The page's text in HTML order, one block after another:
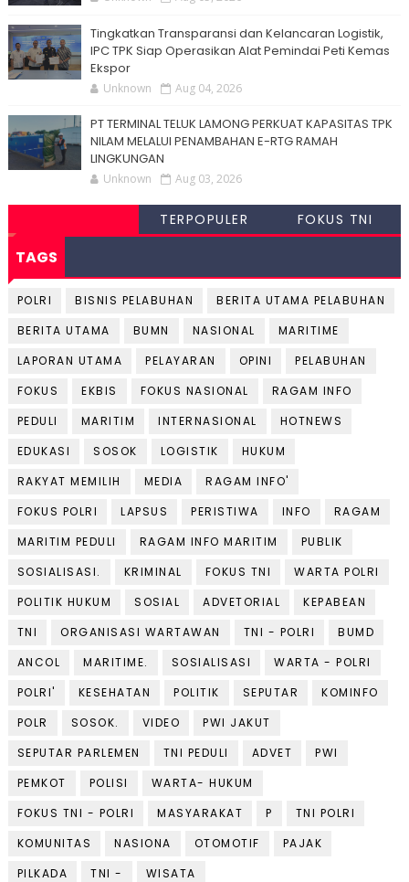
Tingkatkan Transparansi dan Kelancaran Logistik,
IPC TPK Siap Operasikan Alat Pemindai Peti Kemas
Ekspor
Unknown Aug 04, 2026
PT TERMINAL TELUK LAMONG PERKUAT KAPASITAS TPK
NILAM MELALUI PENAMBAHAN E-RTG RAMAH
LINGKUNGAN
Unknown Aug 03, 2026
TERPOPULER FOKUS TNI
TAGS
POLRI BISNIS PELABUHAN
BERITA UTAMA PELABUHAN
BERITA UTAMA
BUMN NASIONAL
MARITIME
LAPORAN UTAMA
PELAYARAN OPINI
PELABUHAN
FOKUS
EKBIS FOKUS NASIONAL
RAGAM INFO
PEDULI
MARITIM INTERNASIONAL
HOTNEWS
EDUKASI
SOSOK LOGISTIK
HUKUM
RAKYAT MEMILIH
MEDIA
RAGAM INFO'
FOKUS POLRI
LAPSUS PERISTIWA INFO
RAGAM
MARITIM PEDULI
RAGAM INFO MARITIM
PUBLIK
SOSIALISASI.
KRIMINAL FOKUS TNI
WARTA POLRI
POLITIK HUKUM
SOSIAL ADVETORIAL
KEPABEAN
TNI
ORGANISASI WARTAWAN TNI - POLRI
BUMD
ANCOL
MARITIME. SOSIALISASI
WARTA - POLRI
POLRI'
KESEHATAN POLITIK SEPUTAR
KOMINFO
POLR
SOSOK. VIDEO
PWI JAKUT
SEPUTAR PARLEMEN
TNI PEDULI ADVET
PWI
PEMKOT
POLISI
WARTA- HUKUM
FOKUS TNI - POLRI
MASYARAKAT P
TNI POLRI
KOMUNITAS
NASIONA OTOMOTIF
PAJAK
PILKADA
TNI - WISATA